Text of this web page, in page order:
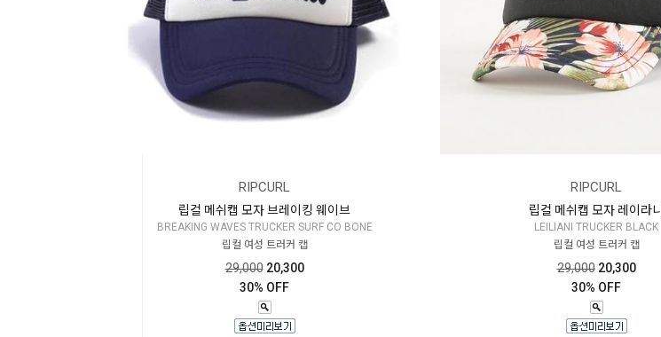
RIPCURL
립컬 메쉬캡 모자 브레이킹 웨이브
BREAKING WAVES TRUCKER SURF CO BONE
립컬 여성 트러커 캡
29,000 20,300
30% OFF
RIPCURL
립컬 메쉬캡 모자 레이라니
LEILIANI TRUCKER BLACK
립컬 여성 트러커 캡
29,000 20,300
30% OFF